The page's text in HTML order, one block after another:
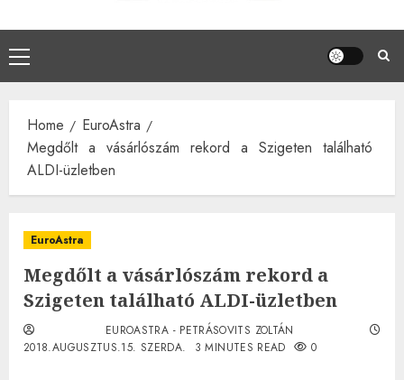
Primary
Menu
Home
EuroAstra
Megdőlt a vásárlószám rekord a Szigeten található
ALDI-üzletben
EuroAstra
Megdőlt a vásárlószám rekord a
Szigeten található ALDI-üzletben
EUROASTRA - PETRÁSOVITS ZOLTÁN
2018.AUGUSZTUS.15. SZERDA.
3 MINUTES READ 0